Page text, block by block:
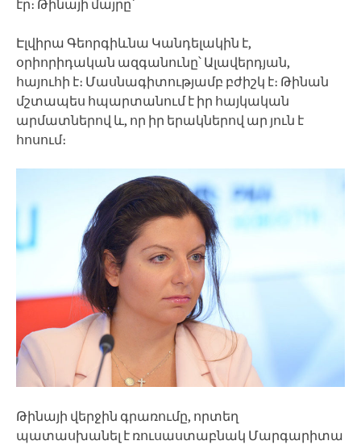
էր։ Թինայի մայրը՝
Էլվիրա Գեորգիևնա Կանդելակին է,
օրիորիդական ազգանունը՝ Ալավերդյան,
հայուհի է։ Մասնագիտությամբ բժիշկ է։ Թինան
մշտապես հպարտանում է իր հայկական
արմատներով և, որ իր երակներով ար յուն է
հոսում։
Թինայի վերջին գրառումը, որտեղ
պատասխանել է ռուսաստաբնակ Մարգարիտա